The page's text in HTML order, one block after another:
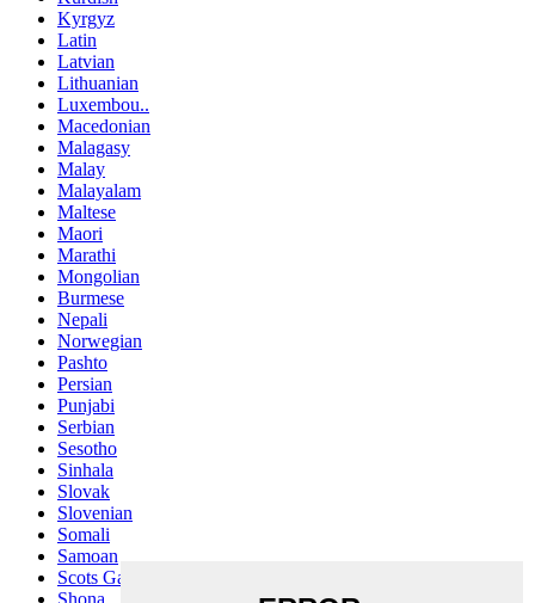
Kyrgyz
Latin
Latvian
Lithuanian
Luxembou..
Macedonian
Malagasy
Malay
Malayalam
Maltese
Maori
Marathi
Mongolian
Burmese
Nepali
Norwegian
Pashto
Persian
Punjabi
Serbian
Sesotho
Sinhala
Slovak
Slovenian
Somali
Samoan
Scots Gaelic
Shona